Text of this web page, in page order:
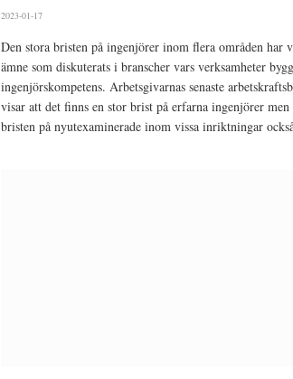
2023-01-17
Den stora bristen på ingenjörer inom flera områden har
ämne som diskuterats i branscher vars verksamheter
ingenjörskompetens. Arbetsgivarnas senaste
visar att det finns en stor brist på erfarna ingenjörer men
bristen på nyutexaminerade inom vissa inriktningar